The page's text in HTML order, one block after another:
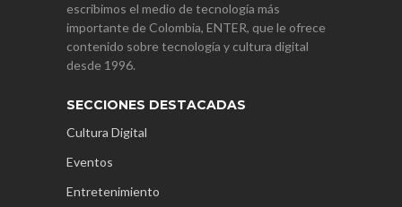
escribimos el medio de tecnología más
importante de Colombia, ENTER, que le ofrece
contenido sobre tecnología y cultura digital
desde 1996.
SECCIONES DESTACADAS
Cultura Digital
Eventos
Entretenimiento